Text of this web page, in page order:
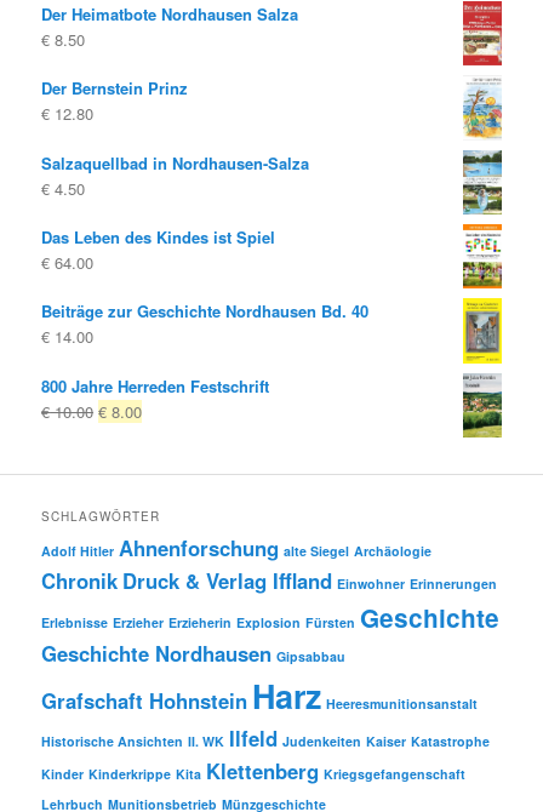
Der Heimatbote Nordhausen Salza
€ 8.50
Der Bernstein Prinz
€ 12.80
Salzaquellbad in Nordhausen-Salza
€ 4.50
Das Leben des Kindes ist Spiel
€ 64.00
Beiträge zur Geschichte Nordhausen Bd. 40
€ 14.00
800 Jahre Herreden Festschrift
€10.00 Ursprünglicher
€ 8.00Aktueller
SCHLAGWÖRTER
Adolf Hitler Ahnenforschung alte Siegel Archäologie
Chronik Druck & Verlag Iffland Einwohner Erinnerungen
Erlebnisse Erzieher Erzieherin Explosion Fürsten Geschichte
Geschichte Nordhausen Gipsabbau
Grafschaft Hohnstein Harz Heeresmunitionsanstalt
Historische Ansichten II. WK Ilfeld Judenkeiten Kaiser Katastrophe
Kinder Kinderkrippe Kita Klettenberg Kriegsgefangenschaft
Lehrbuch Munitionsbetrieb Münzgeschichte